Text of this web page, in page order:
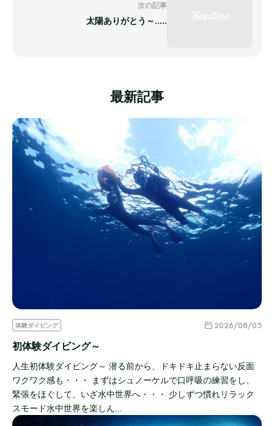
次の記事
太陽ありがとう～.....
最新記事
体験ダイビング 2026/08/05
初体験ダイビング～
人生初体験ダイビング～ 潜る前から、ドキドキ止まらない反面
ワクワク感も・・・ まずはシュノーケルで口呼吸の練習をし、
緊張をほぐして、いざ水中世界へ・・・ 少しずつ慣れリラック
スモード水中世界を楽しん…